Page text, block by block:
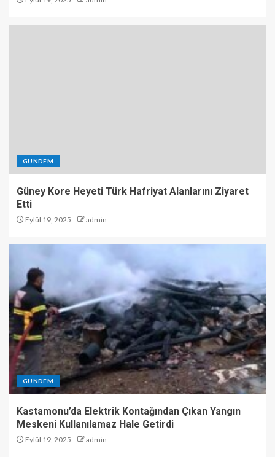
GÜNDEM
Güney Kore Heyeti Türk Hafriyat Alanlarını Ziyaret
Etti
Eylül 19, 2025 admin
GÜNDEM
Kastamonu’da Elektrik Kontağından Çıkan Yangın
Meskeni Kullanılamaz Hale Getirdi
Eylül 19, 2025 admin